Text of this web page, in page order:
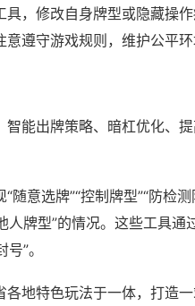
，修改自身牌型或隐藏操
遵守游戏规则，维护公平环
能出牌策略、暗杠优化、
意选牌”“控制牌型”“防检
人牌型”的情况。这些工具通
”。
地特色玩法于一体，打造一